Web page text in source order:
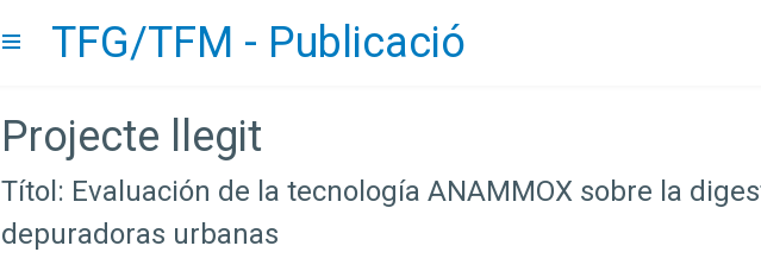
Show menuTFG/TFM - Publicació
Projecte llegit
Títol: Evaluación de la tecnología ANAMMOX sobre la
depuradoras urbanas